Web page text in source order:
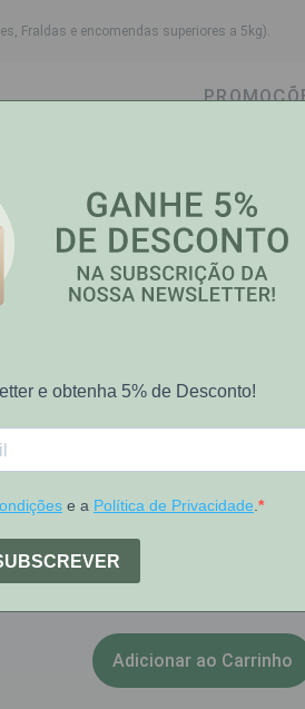
Fraldas e encomendas superiores a 5kg).
Mefix
Mefix Ades
Preço riscado representa PVP
[COD 6644740]
Adicionar ao Carrinho